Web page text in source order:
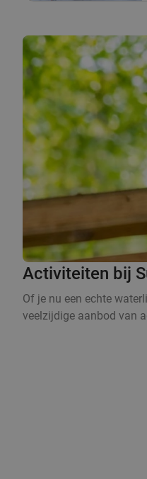
Activiteiten bij
Of je nu een echte
veelzijdige aanbod van